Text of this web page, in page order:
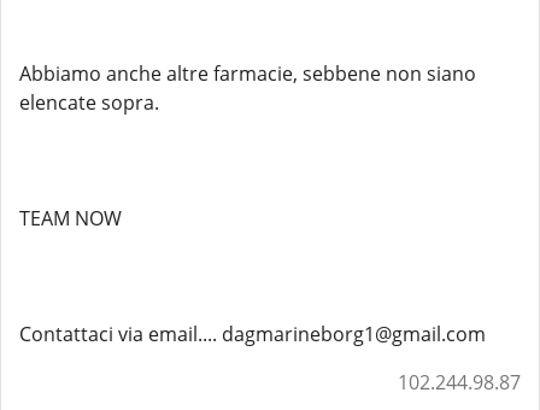
Abbiamo anche altre farmacie, sebbene non siano
elencate sopra.
TEAM NOW
Contattaci via email.... dagmarineborg1@gmail.com
102.244.98.87